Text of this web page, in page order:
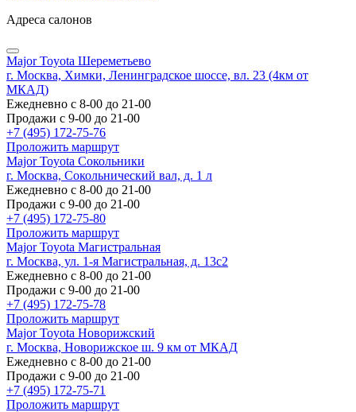
Адреса салонов
Major Toyota Шереметьево
г. Москва, Химки, Ленинградское шоссе, вл. 23 (4км от
МКАД)
Ежедневно с 8-00 до 21-00
Продажи с 9-00 до 21-00
+7 (495) 172-75-76
Проложить маршрут
Major Toyota Сокольники
г. Москва, Сокольнический вал, д. 1 л
Ежедневно с 8-00 до 21-00
Продажи с 9-00 до 21-00
+7 (495) 172-75-80
Проложить маршрут
Major Toyota Магистральная
г. Москва, ул. 1-я Магистральная, д. 13с2
Ежедневно с 8-00 до 21-00
Продажи с 9-00 до 21-00
+7 (495) 172-75-78
Проложить маршрут
Major Toyota Новорижский
г. Москва, Новорижское ш. 9 км от МКАД
Ежедневно с 8-00 до 21-00
Продажи с 9-00 до 21-00
+7 (495) 172-75-71
Проложить маршрут